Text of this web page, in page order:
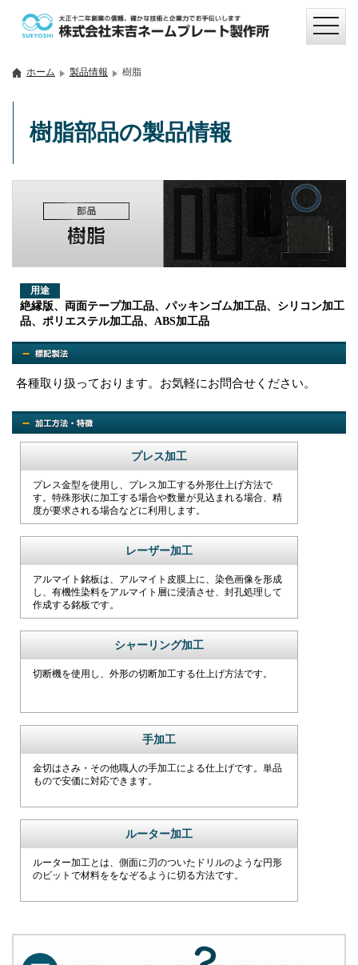
ホーム 製品情報 樹脂
樹脂部品の製品情報
用途
絶縁版、両面テープ加工品、パッキンゴム加工品、シリコン加工
品、ポリエステル加工品、ABS加工品
各種取り扱っております。お気軽にお問合せください。
プレス加工
プレス金型を使用し、プレス加工する外形仕上げ方法で
す。特殊形状に加工する場合や数量が見込まれる場合、精
度が要求される場合などに利用します。
レーザー加工
アルマイト銘板は、アルマイト皮膜上に、染色画像を形成
し、有機性染料をアルマイト層に浸漬させ、封孔処理して
作成する銘板です。
シャーリング加工
切断機を使用し、外形の切断加工する仕上げ方法です。
手加工
金切はさみ・その他職人の手加工による仕上げです。単品
もので安価に対応できます。
ルーター加工
ルーター加工とは、側面に刃のついたドリルのような円形
のビットで材料ををなぞるように切る方法です。